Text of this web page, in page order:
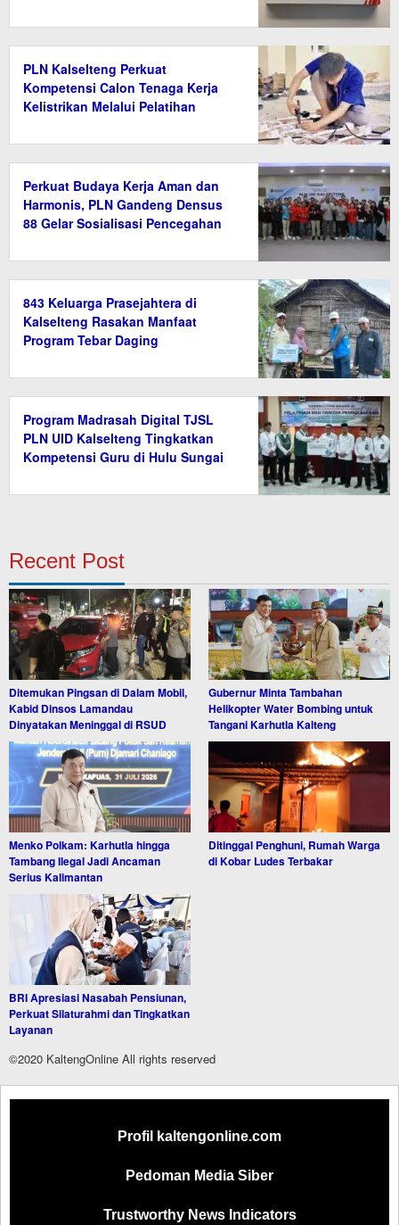
PLN Kalselteng Perkuat
Kompetensi Calon Tenaga Kerja
Kelistrikan Melalui Pelatihan
Perkuat Budaya Kerja Aman dan
Harmonis, PLN Gandeng Densus
88 Gelar Sosialisasi Pencegahan
843 Keluarga Prasejahtera di
Kalselteng Rasakan Manfaat
Program Tebar Daging
Program Madrasah Digital TJSL
PLN UID Kalselteng Tingkatkan
Kompetensi Guru di Hulu Sungai
Recent Post
Ditemukan Pingsan di Dalam Mobil,
Kabid Dinsos Lamandau
Dinyatakan Meninggal di RSUD
Gubernur Minta Tambahan
Helikopter Water Bombing untuk
Tangani Karhutla Kalteng
Menko Polkam: Karhutla hingga
Tambang Ilegal Jadi Ancaman
Serius Kalimantan
Ditinggal Penghuni, Rumah Warga
di Kobar Ludes Terbakar
BRI Apresiasi Nasabah Pensiunan,
Perkuat Silaturahmi dan Tingkatkan
Layanan
©2020 KaltengOnline All rights reserved
Profil kaltengonline.com
Pedoman Media Siber
Trustworthy News Indicators